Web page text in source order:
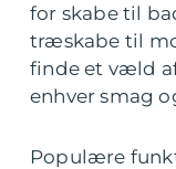
for skabe til
træskabe til
finde et væld
enhver smag
Populære